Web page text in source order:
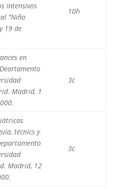
Intensivos
“Niño
19 de
10h
en
Madrid, 1
3c
técnics y
Madrid, 12
3c